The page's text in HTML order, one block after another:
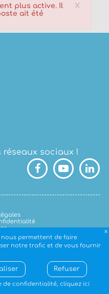
nous permettent de faire
notre trafic et de vous fournir
Refuser
de confidentialité,cliquez ici
X
plus active. Il
ait été
réseaux sociaux !
/ Propulsé parAcceleRH